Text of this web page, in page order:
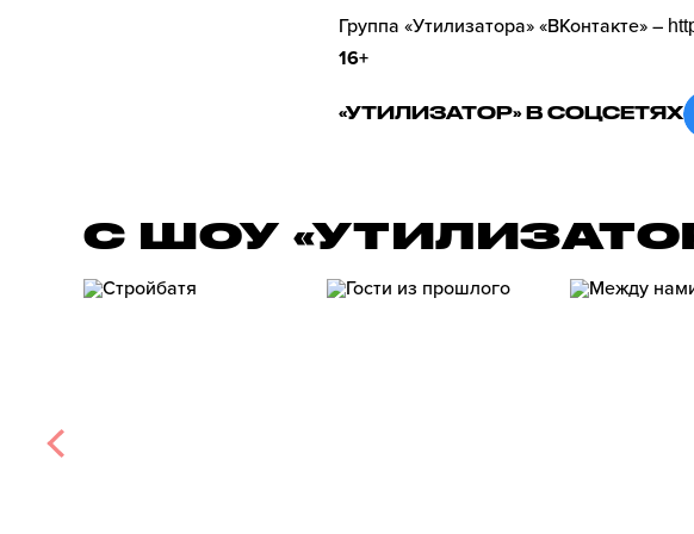
Группа «Утилизатора» «ВКонтакте» –
16+
«УТИЛИЗАТОР» В СОЦСЕТЯХ
С ШОУ